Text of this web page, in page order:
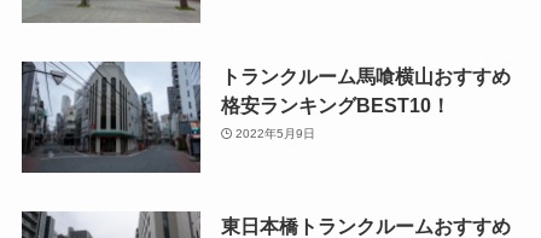
トランクルーム馬喰横山おすすめ
格安ランキングBEST10！
2022年5月9日
東日本橋トランクルームおすすめ